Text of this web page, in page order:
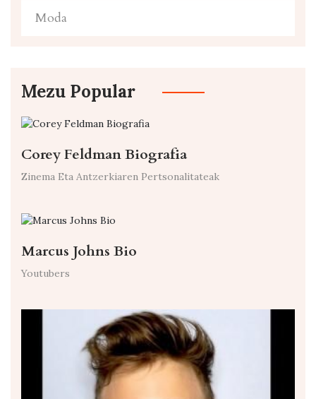
Moda
Mezu Popular
Corey Feldman Biografia
Zinema Eta Antzerkiaren Pertsonalitateak
Marcus Johns Bio
Youtubers